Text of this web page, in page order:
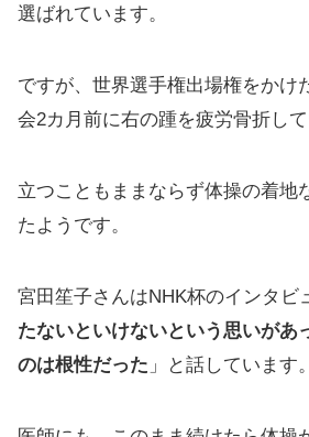
選ばれています。
ですが、世界選手権出場権をかけ
会2カ月前に右の踵を疲労骨折して
立つこともままならず体操の着地
たようです。
宮田笙子さんはNHK杯のインタビ
たないといけないという思いがあ
のは根性だった 」と話しています。